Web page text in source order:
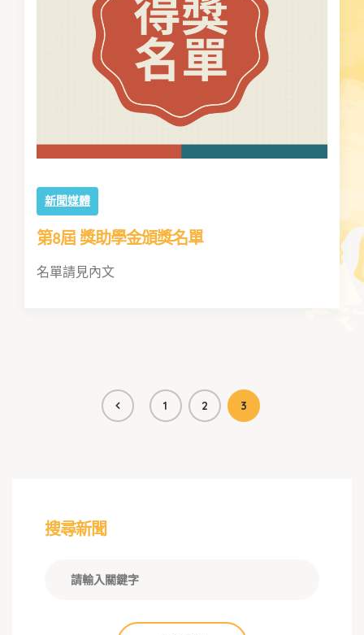
新聞媒體
第8屆 獎助學金頒獎名單
名單請見內文
1 2 3
搜尋新聞